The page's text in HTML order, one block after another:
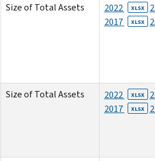
Size of Total Assets 2022 XLSX
2017 XLSX
Size of Total Assets 2022 XLSX
2017 XLSX